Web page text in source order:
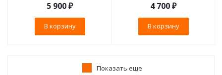
5 900₽
В корзину
4 700₽
В корзину
Показать еще